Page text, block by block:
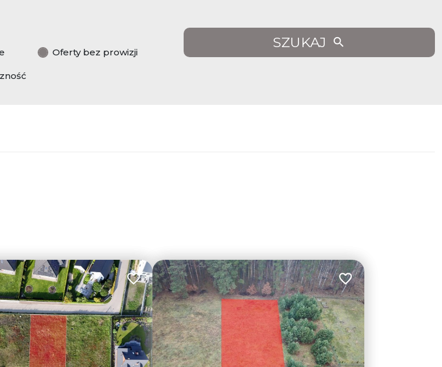
Oferty bez prowizji
SZUKAJ
Dodaj do ulubionych Dodaj do ulubionych